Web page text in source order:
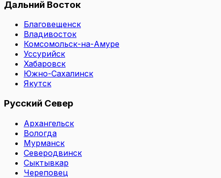
Дальний Восток
Благовещенск
Владивосток
Комсомольск-на-Амуре
Уссурийск
Хабаровск
Южно-Сахалинск
Якутск
Русский Север
Архангельск
Вологда
Мурманск
Северодвинск
Сыктывкар
Череповец